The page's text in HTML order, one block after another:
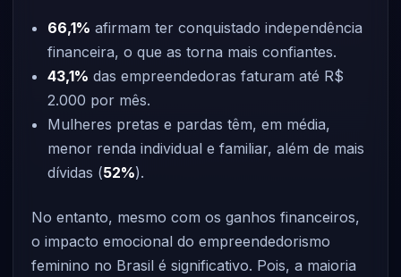
66,1% afirmam ter conquistado independência
financeira, o que as torna mais confiantes.
43,1% das empreendedoras faturam até R$
2.000 por mês.
Mulheres pretas e pardas têm, em média,
menor renda individual e familiar, além de mais
dívidas (52%).
No entanto, mesmo com os ganhos financeiros,
o impacto emocional do empreendedorismo
feminino no Brasil é significativo. Pois, a maioria